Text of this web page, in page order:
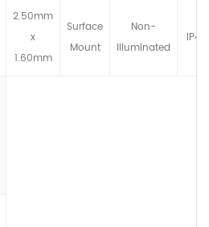
2.50mm
x
1.60mm
Surface
Mount
Non-
llluminated
IP4X